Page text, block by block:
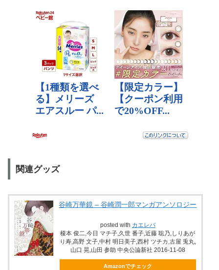
関連グッズ
谷崎万華鏡 – 谷崎潤一郎マンガアンソロジー
posted with カエレバ
榎本 俊二,今日 マチ子,久世 番子,近藤 聡乃,しりあが
り寿,高野 文子,中村 明日美子,西村 ツチカ,古屋 兎丸,
山口 晃,山田 参助 中央公論新社 2016-11-08
Amazonでチェック